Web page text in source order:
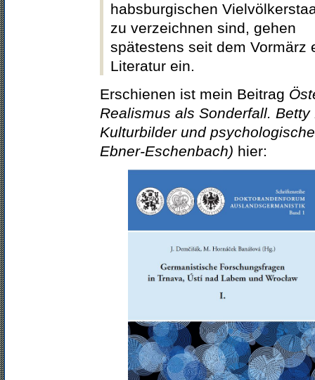
habsburgischen
zu verzeichnen sind, gehen
spätestens seit dem Vormärz
Literatur ein.
Erschienen ist mein Beitrag
Realismus als Sonderfall. Betty
Kulturbilder und
Ebner-Eschenbach) hier: